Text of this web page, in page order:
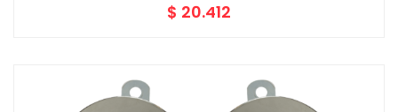
$ 20.412